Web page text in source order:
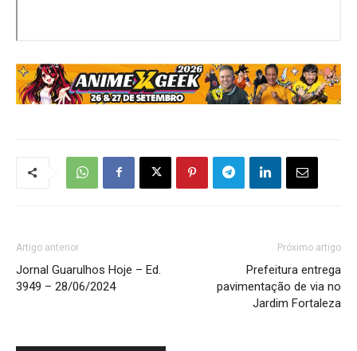
Artigo anterior
Jornal Guarulhos Hoje – Ed.
3949 – 28/06/2024
Próximo artigo
Prefeitura entrega
pavimentação de via no
Jardim Fortaleza